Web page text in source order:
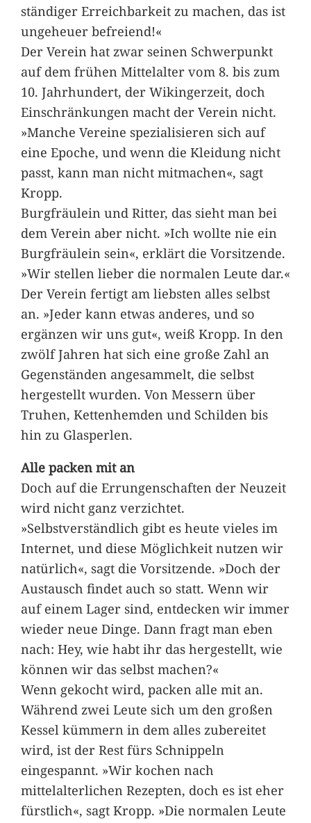
ständiger Erreichbarkeit zu machen, das ist
ungeheuer befreiend!«
Der Verein hat zwar seinen Schwerpunkt
auf dem frühen Mittelalter vom 8. bis zum
10. Jahrhundert, der Wikingerzeit, doch
Einschränkungen macht der Verein nicht.
»Manche Vereine spezialisieren sich auf
eine Epoche, und wenn die Kleidung nicht
passt, kann man nicht mitmachen«, sagt
Kropp.
Burgfräulein und Ritter, das sieht man bei
dem Verein aber nicht. »Ich wollte nie ein
Burgfräulein sein«, erklärt die Vorsitzende.
»Wir stellen lieber die normalen Leute dar.«
Der Verein fertigt am liebsten alles selbst
an. »Jeder kann etwas anderes, und so
ergänzen wir uns gut«, weiß Kropp. In den
zwölf Jahren hat sich eine große Zahl an
Gegenständen angesammelt, die selbst
hergestellt wurden. Von Messern über
Truhen, Kettenhemden und Schilden bis
hin zu Glasperlen.
Alle packen mit an
Doch auf die Errungenschaften der Neuzeit
wird nicht ganz verzichtet.
»Selbstverständlich gibt es heute vieles im
Internet, und diese Möglichkeit nutzen wir
natürlich«, sagt die Vorsitzende. »Doch der
Austausch findet auch so statt. Wenn wir
auf einem Lager sind, entdecken wir immer
wieder neue Dinge. Dann fragt man eben
nach: Hey, wie habt ihr das hergestellt, wie
können wir das selbst machen?«
Wenn gekocht wird, packen alle mit an.
Während zwei Leute sich um den großen
Kessel kümmern in dem alles zubereitet
wird, ist der Rest fürs Schnippeln
eingespannt. »Wir kochen nach
mittelalterlichen Rezepten, doch es ist eher
fürstlich«, sagt Kropp. »Die normalen Leute